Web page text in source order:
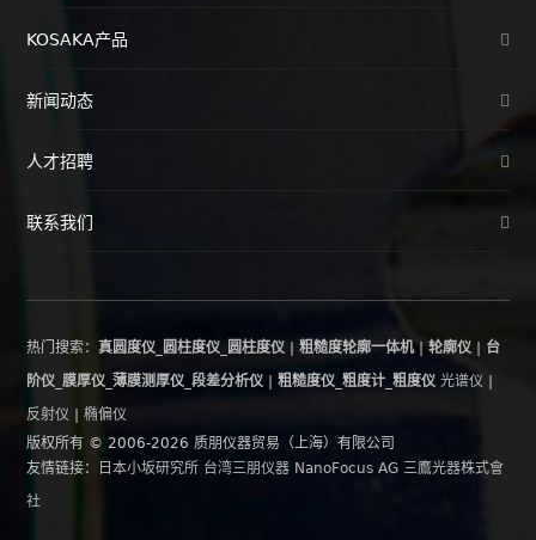
KOSAKA产品
新闻动态
人才招聘
联系我们
热门搜索：真圆度仪_圆柱度仪_圆柱度仪 |粗糙度轮廓一体机|轮廓仪
台
阶仪_膜厚仪_薄膜测厚仪_段差分析仪 |粗糙度仪_粗度计_粗度仪 光谱仪
反射仪 |椭偏仪
版权所有 © 2006-2026 质朋仪器贸易（上海）有限公司
友情链接：
日本小坂研究所 台湾三朋仪器 NanoFocus AG 三鷹光器株式會
社